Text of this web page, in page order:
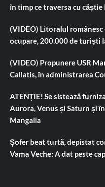
în timp ce traversa cu căștie
(VIDEO) Litoralul românesc
ocupare, 200.000 de turiști
(VIDEO) Propunere USR
Callatis, în administrarea
ATENȚIE! Se sistează
Aurora, Venus și Saturn și
Mangalia
Șofer beat turtă, depistat
Vama Veche: A dat peste